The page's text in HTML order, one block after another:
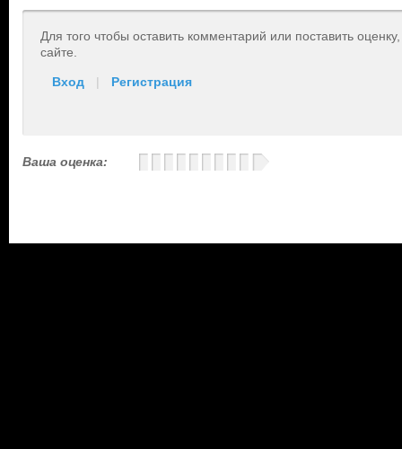
Для того чтобы оставить комментарий или поставить
сайте.
Вход | Регистрация
Ваша оценка: